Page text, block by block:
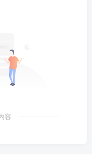
依靠水和盐维持生
辞职；当地8日凌晨
震，最大震级4.4
路港口协议，通过
容